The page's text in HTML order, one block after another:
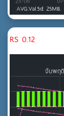
RS 0.12